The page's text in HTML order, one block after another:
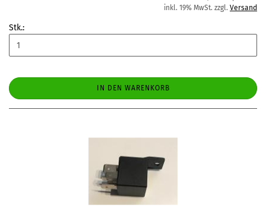
inkl. 19% MwSt. zzgl. Versand
Stk.:
IN DEN WARENKORB